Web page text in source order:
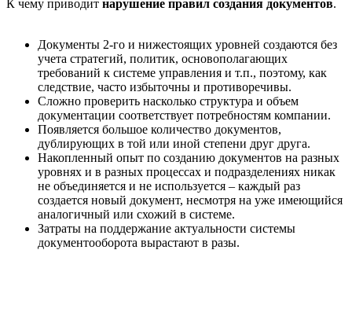
К чему приводит нарушение правил создания документов.
Документы 2-го и нижестоящих уровней создаются без
учета стратегий, политик, основополагающих
требований к системе управления и т.п., поэтому, как
следствие, часто избыточны и противоречивы.
Сложно проверить насколько структура и объем
документации соответствует потребностям компании.
Появляется большое количество документов,
дублирующих в той или иной степени друг друга.
Накопленный опыт по созданию документов на разных
уровнях и в разных процессах и подразделениях никак
не объединяется и не используется – каждый раз
создается новый документ, несмотря на уже имеющийся
аналогичный или схожий в системе.
Затраты на поддержание актуальности системы
документооборота вырастают в разы.